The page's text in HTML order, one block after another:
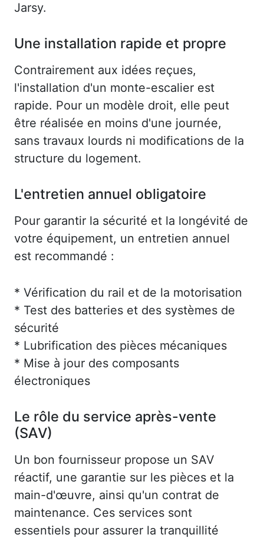
Jarsy.
Une installation rapide et propre
Contrairement aux idées reçues,
l'installation d'un monte-escalier est
rapide. Pour un modèle droit, elle peut
être réalisée en moins d'une journée,
sans travaux lourds ni modifications de la
structure du logement.
L'entretien annuel obligatoire
Pour garantir la sécurité et la longévité de
votre équipement, un entretien annuel
est recommandé :
* Vérification du rail et de la motorisation
* Test des batteries et des systèmes de
sécurité
* Lubrification des pièces mécaniques
* Mise à jour des composants
électroniques
Le rôle du service après-vente
(SAV)
Un bon fournisseur propose un SAV
réactif, une garantie sur les pièces et la
main-d'œuvre, ainsi qu'un contrat de
maintenance. Ces services sont
essentiels pour assurer la tranquillité